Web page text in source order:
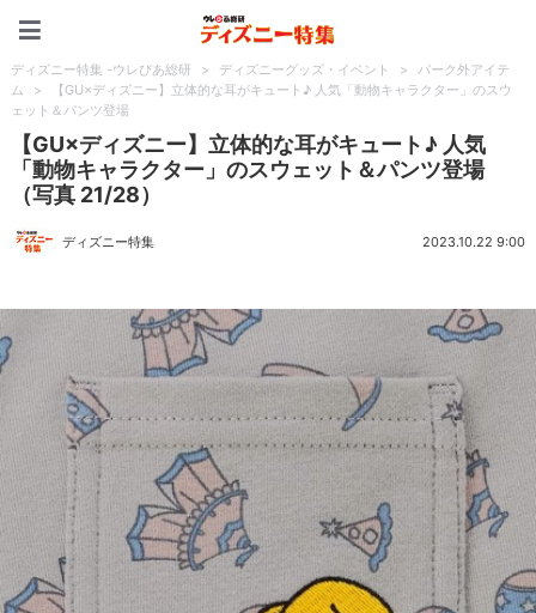
ディズニー特集 -ウレぴあ総研 > ディズニーグッズ・イベント >
パーク外アイテ
ム
>
【GU×ディズニー】立体的な耳がキュート♪ 人気「動物キャラクター」のスウ
ェット＆パンツ登場
【GU×ディズニー】立体的な耳がキュート♪ 人気
「動物キャラクター」のスウェット＆パンツ登場
（写真 21/28）
ディズニー特集 2023.10.22 9:00